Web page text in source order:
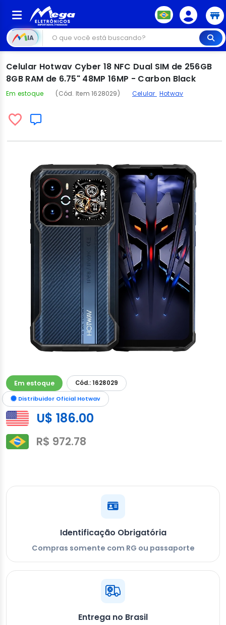
IA
Celular Hotwav Cyber 18 NFC Dual SIM de 256GB
8GB RAM de 6.75" 48MP 16MP - Carbon Black
Em estoque (Cód. Item 1628029) Celular Hotwav
Em estoque
Cód.: 1628029
Distribuidor Oficial Hotwav
U$ 186.00
R$ 972.78
Identificação Obrigatória
Compras somente com RG ou passaporte
Entrega no Brasil